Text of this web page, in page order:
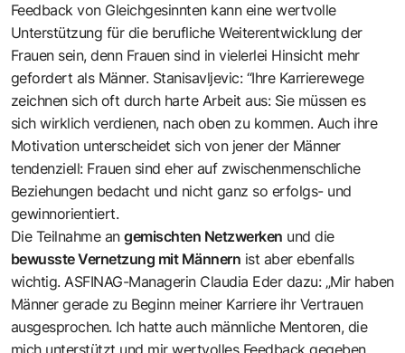
Feedback von Gleichgesinnten kann eine wertvolle
Unterstützung für die berufliche Weiterentwicklung der
Frauen sein, denn Frauen sind in vielerlei Hinsicht mehr
gefordert als Männer. Stanisavljevic: “Ihre Karrierewege
zeichnen sich oft durch harte Arbeit aus: Sie müssen es
sich wirklich verdienen, nach oben zu kommen. Auch ihre
Motivation unterscheidet sich von jener der Männer
tendenziell: Frauen sind eher auf zwischenmenschliche
Beziehungen bedacht und nicht ganz so erfolgs- und
gewinnorientiert.
Die Teilnahme angemischten Netzwerken und die
bewusste Vernetzung mit Männern ist aber ebenfalls
wichtig. ASFINAG-Managerin Claudia Eder dazu: „Mir haben
Männer gerade zu Beginn meiner Karriere ihr Vertrauen
ausgesprochen. Ich hatte auch männliche Mentoren, die
mich unterstützt und mir wertvolles Feedback gegeben